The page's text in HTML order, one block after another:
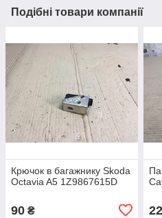
Подібні товари компанії
Крючок в багажнику Skoda
Octavia A5 1Z9867615D
90 ₴